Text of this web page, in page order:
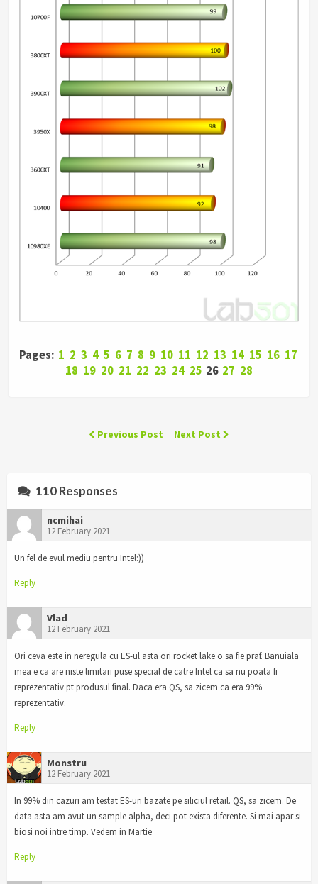
Pages: 1 2 3 4 5 6 7 8 9 10 11 12 13 14 15 16 17
18 19 20 21 22 23 24 25 26 27 28
Previous Post Next Post
110 Responses
ncmihai
12 February 2021
Un fel de evul mediu pentru Intel:))
Reply
Vlad
12 February 2021
Ori ceva este in neregula cu ES-ul asta ori rocket lake o sa fie praf. Banuiala
mea e ca are niste limitari puse special de catre Intel ca sa nu poata fi
reprezentativ pt produsul final. Daca era QS, sa zicem ca era 99%
reprezentativ.
Reply
Monstru
12 February 2021
In 99% din cazuri am testat ES-uri bazate pe siliciul retail. QS, sa zicem. De
data asta am avut un sample alpha, deci pot exista diferente. Si mai apar si
biosi noi intre timp. Vedem in Martie
Reply